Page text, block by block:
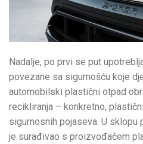
Nadalje, po prvi se put
povezane sa sigurnošću koje
automobilski plastični otpad
recikliranja – konkretno,
sigurnosnih pojaseva. U sklopu
je surađivao s proizvođačem